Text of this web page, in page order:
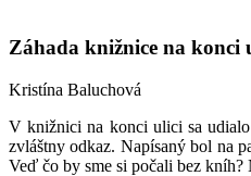
Záhada knižnice na konci
Kristína Baluchová
V knižnici na konci ulici sa
zvláštny odkaz. Napísaný bol na
Veď čo by sme si počali bez